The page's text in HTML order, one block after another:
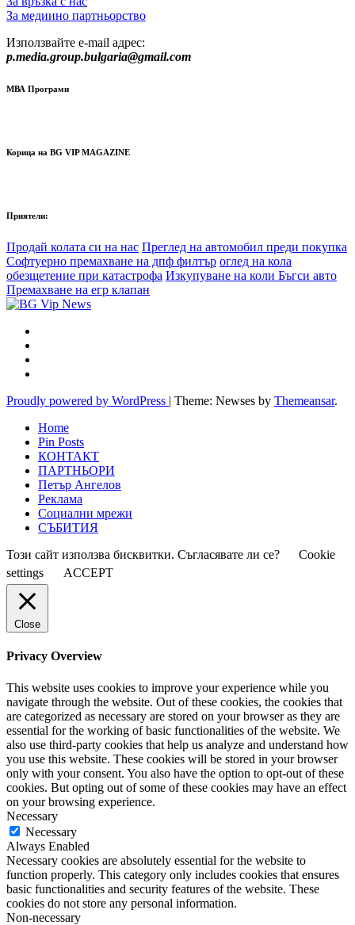
За медиино партньорство
Използвайте e-mail адрес:
p.media.group.bulgaria@gmail.com
МВА Програми
Корица на BG VIP MAGAZINE
Приятели:
Продай колата си на нас Преглед на автомобил преди покупка
Софтуерно премахване на дпф филтър оглед на кола
обезщетение при катастрофа Изкупуване на коли Бъгси авто
Премахване на егр клапан
Proudly powered by WordPress | Theme: Newses by Themeansar.
Home
Pin Posts
КОНТАКТ
ПАРТНЬОРИ
Петър Ангелов
Реклама
Социални мрежи
СЪБИТИЯ
Този сайт използва бисквитки. Съгласявате ли се?
Cookie
settings
ACCEPT
Close
Privacy Overview
This website uses cookies to improve your experience while you
navigate through the website. Out of these cookies, the cookies that
are categorized as necessary are stored on your browser as they are
essential for the working of basic functionalities of the website. We
also use third-party cookies that help us analyze and understand how
you use this website. These cookies will be stored in your browser
only with your consent. You also have the option to opt-out of these
cookies. But opting out of some of these cookies may have an effect
on your browsing experience.
Necessary
Necessary
Always Enabled
Necessary cookies are absolutely essential for the website to
function properly. This category only includes cookies that ensures
basic functionalities and security features of the website. These
cookies do not store any personal information.
Non-necessary